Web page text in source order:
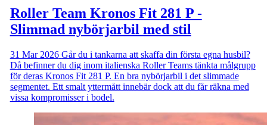
Roller Team Kronos Fit 281 P -
Slimmad nybörjarbil med stil
31 Mar 2026 Går du i tankarna att skaffa din första egna husbil?
Då befinner du dig inom italienska Roller Teams tänkta målgrupp
för deras Kronos Fit 281 P. En bra nybörjarbil i det slimmade
segmentet. Ett smalt yttermått innebär dock att du får räkna med
vissa kompromisser i bodel.